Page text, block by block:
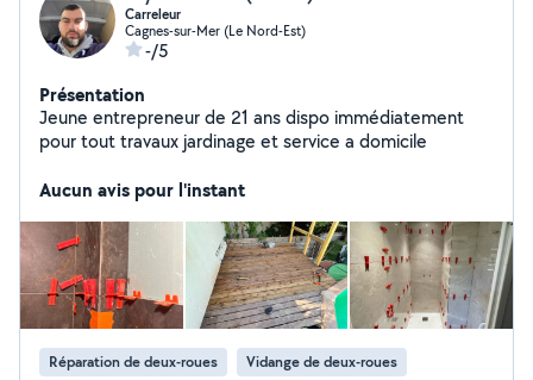
Carreleur
Cagnes-sur-Mer (Le Nord-Est)
-/5
Présentation
Jeune entrepreneur de 21 ans dispo immédiatement
pour tout travaux jardinage et service a domicile
Aucun avis pour l'instant
Réparation de deux-roues Vidange de deux-roues